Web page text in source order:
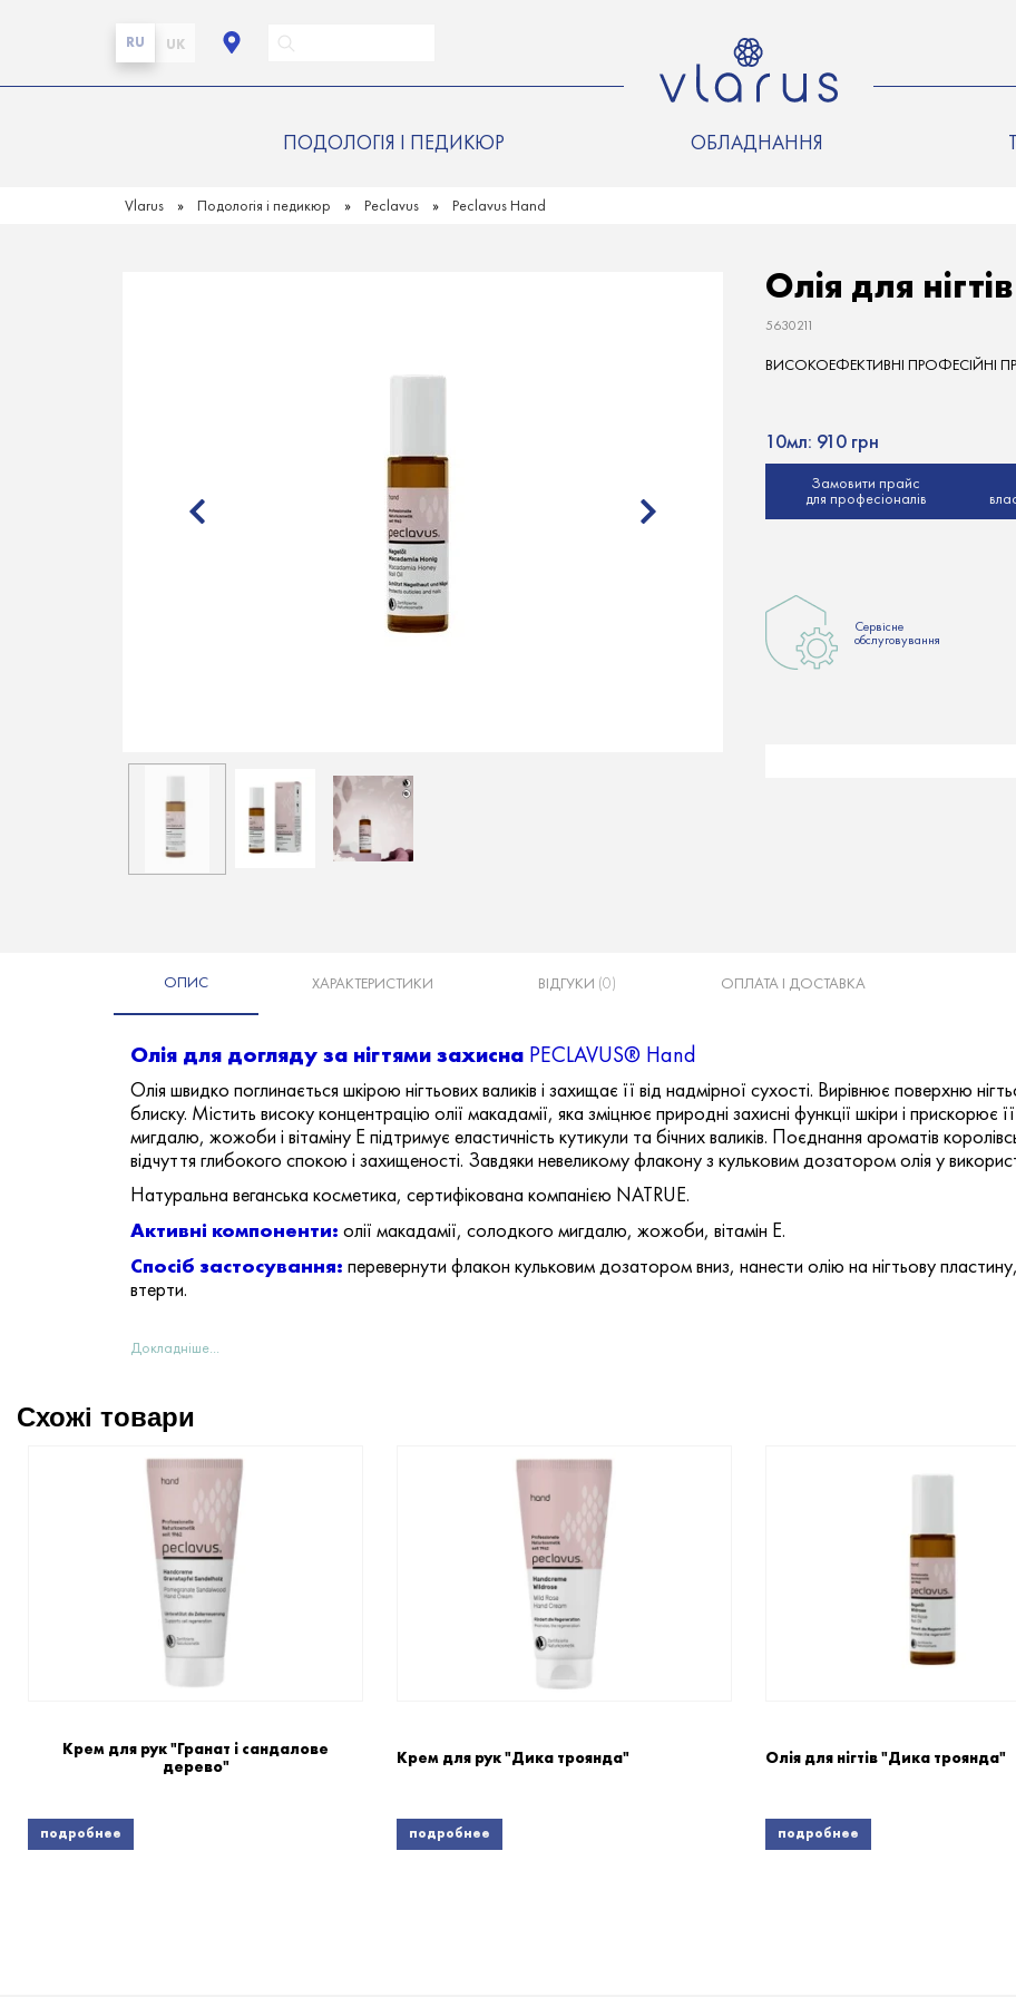
UK
RU
ПОДОЛОГІЯ І ПЕДИКЮР ОБЛАДНАННЯ
Vlarus Подологія і педикюр Peclavus Peclavus Hand
Олія для
5630211
ВИСОКОЕФЕКТИВНІ ПРОФЕСІЙНІ
10мл: 910 грн
Замовити прайс
для професіоналів
Сервісне
обслуговування
ОПИС ХАРАКТЕРИСТИКИ ВІДГУКИ (0) ОПЛАТА І ДОСТАВКА
Олія для догляду за нігтями захисна PECLAVUS® Hand
Олія швидко поглинається шкірою нігтьових валиків і захищає її від надмірної сухості. Вирівнює поверхню
блиску. Містить високу концентрацію олії макадамії, яка зміцнює природні захисні функції шкіри і прискорює
мигдалю, жожоби і вітаміну Е підтримує еластичність кутикули та бічних валиків. Поєднання ароматів
відчуття глибокого спокою і захищеності. Завдяки невеликому флакону з кульковим дозатором олія у
Натуральна веганська косметика, сертифікована компанією NATRUE.
Активні компоненти: олії макадамії, солодкого мигдалю, жожоби, вітамін Е.
Спосіб застосування: перевернути флакон кульковим дозатором вниз, нанести олію на нігтьову пластину,
втерти.
Докладніше...
Схожі товари
Крем для рук "Гранат і сандалове
дерево"
подробнее
Крем для рук "Дика троянда"
подробнее
Олія для нігтів "Дика троянда"
подробнее